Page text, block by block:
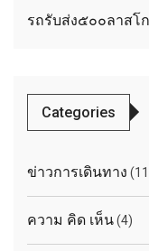
รถรับส่ง๕๐๐ลาสโ
Categories
ข่าวการเดินทาง
ความ คิด เห็น(4)